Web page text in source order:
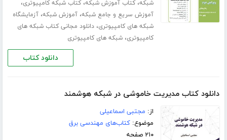
شبکه،کتاب آموزش شبکه،کتاب شبکه کامپیوتری،
آموزش سریع و جامع شبکه،آموزش شبکه،آزمایشگاه
شبکه های کامپیوتری،دانلود مجانی کتاب شبکه های
کامپیوتری،شبکه های کامپیوتری
دانلود کتاب
دانلود کتاب مدیریت خاموشی در شبکه هوشمند
از: مجتبی اسماعیلی
موضوع:کتاب‌های مهندسی برق
۲۱۰ صفحه